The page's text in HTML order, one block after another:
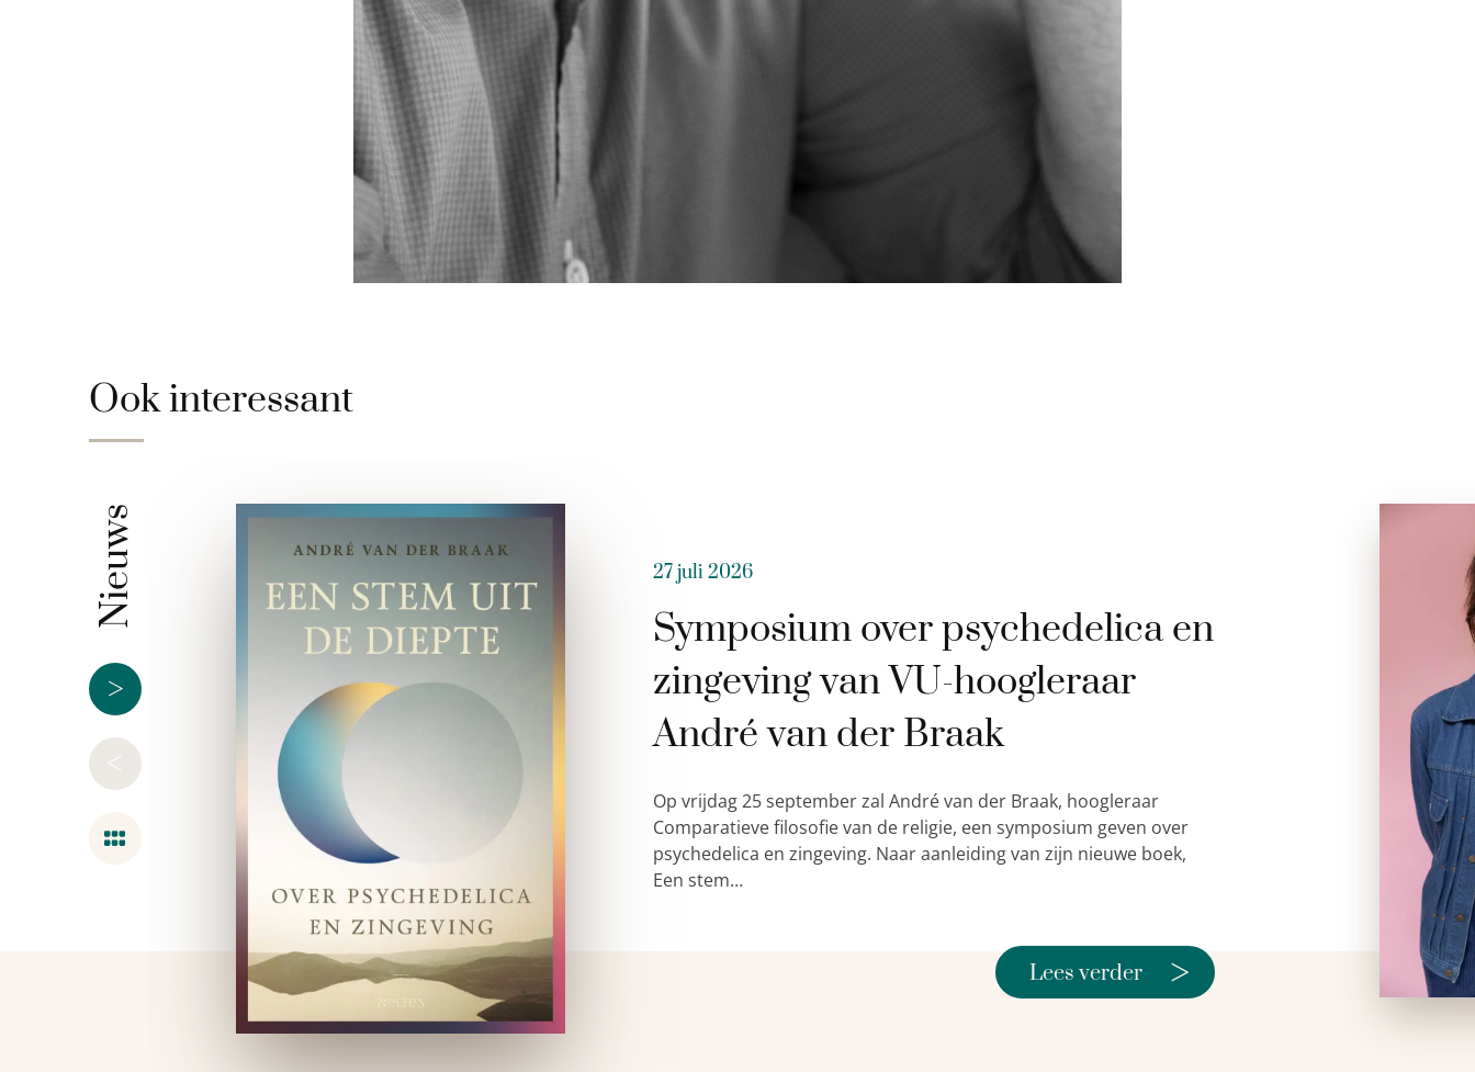
Ook interessant
Nieuws
>
<
27 juli 2026
Symposium over psychedelica en
zingeving van VU-hoogleraar
André van der Braak
Op vrijdag 25 september zal André van der Braak, hoogleraar
Comparatieve filosofie van de religie, een symposium geven over
psychedelica en zingeving. Naar aanleiding van zijn nieuwe boek,
Een stem…
Lees verder >